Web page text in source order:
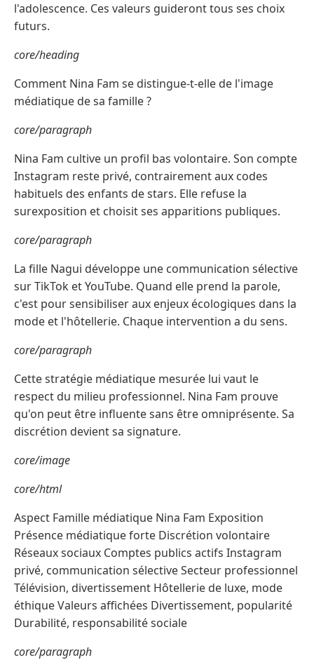
l'adolescence. Ces valeurs guideront tous ses choix
futurs.
core/heading
Comment Nina Fam se distingue-t-elle de l'image
médiatique de sa famille ?
core/paragraph
Nina Fam cultive un profil bas volontaire. Son compte
Instagram reste privé, contrairement aux codes
habituels des enfants de stars. Elle refuse la
surexposition et choisit ses apparitions publiques.
core/paragraph
La fille Nagui développe une communication sélective
sur TikTok et YouTube. Quand elle prend la parole,
c'est pour sensibiliser aux enjeux écologiques dans la
mode et l'hôtellerie. Chaque intervention a du sens.
core/paragraph
Cette stratégie médiatique mesurée lui vaut le
respect du milieu professionnel. Nina Fam prouve
qu'on peut être influente sans être omniprésente. Sa
discrétion devient sa signature.
core/image
core/html
Aspect Famille médiatique Nina Fam Exposition
Présence médiatique forte Discrétion volontaire
Réseaux sociaux Comptes publics actifs Instagram
privé, communication sélective Secteur professionnel
Télévision, divertissement Hôtellerie de luxe, mode
éthique Valeurs affichées Divertissement, popularité
Durabilité, responsabilité sociale
core/paragraph